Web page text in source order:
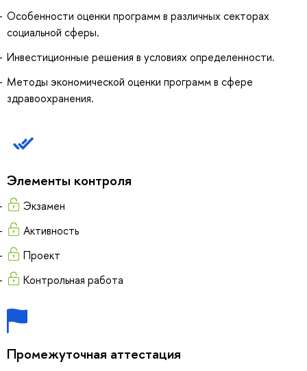
Особенности оценки программ в различных секторах
социальной сферы.
Инвестиционные решения в условиях определенности.
Методы экономической оценки программ в сфере
здравоохранения.
Элементы контроля
Экзамен
Активность
Проект
Контрольная работа
Промежуточная аттестация